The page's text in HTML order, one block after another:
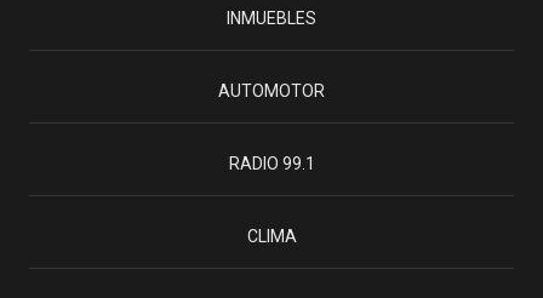
INMUEBLES
AUTOMOTOR
RADIO 99.1
CLIMA